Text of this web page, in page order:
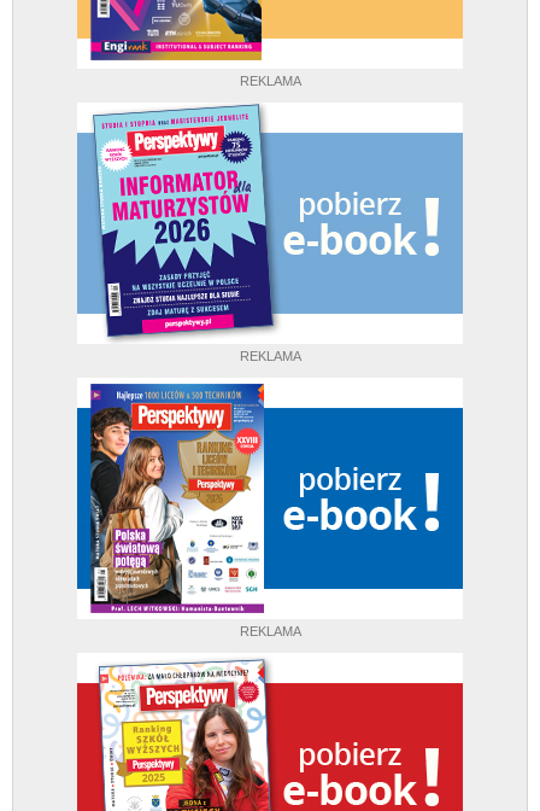
REKLAMA
REKLAMA
REKLAMA